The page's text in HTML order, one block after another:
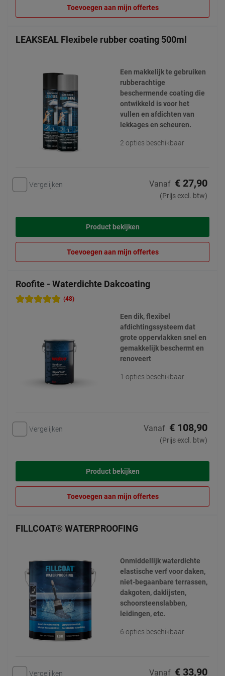
Toevoegen aan mijn offertes
LEAKSEAL Flexibele rubber coating 500ml
Een makkelijk te gebruiken
rubberachtige
beschermende coating die
ontwikkeld is voor het
vullen en afdichten van
lekkages en scheuren.
2 opties beschikbaar
Vergelijken Vanaf € 27,90
(Prijs excl. btw)
Product bekijken
Toevoegen aan mijn offertes
Roofite - Waterdichte Dakcoating
(48)
Een dik, flexibel
afdichtingssysteem dat
grote oppervlakken snel en
gemakkelijk beschermt en
renoveert
1 opties beschikbaar
Vergelijken Vanaf € 108,90
(Prijs excl. btw)
Product bekijken
Toevoegen aan mijn offertes
FILLCOAT® WATERPROOFING
Onmiddellijk waterdichte
elastische verf voor daken,
niet-begaanbare terrassen,
dakgoten, daklijsten,
schoorsteenslabben,
leidingen, etc.
6 opties beschikbaar
Vergelijken Vanaf € 33,90